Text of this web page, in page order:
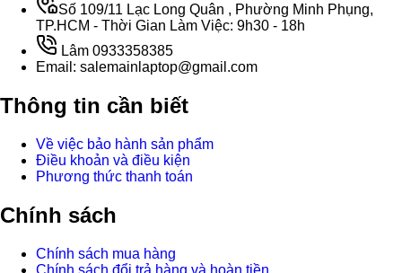
Số 109/11 Lạc Long Quân , Phường Minh Phụng,
TP.HCM - Thời Gian Làm Việc: 9h30 - 18h
Lâm 0933358385
Email: salemainlaptop@gmail.com
Thông tin cần biết
Về việc bảo hành sản phẩm
Điều khoản và điều kiện
Phương thức thanh toán
Chính sách
Chính sách mua hàng
Chính sách đổi trả hàng và hoàn tiền